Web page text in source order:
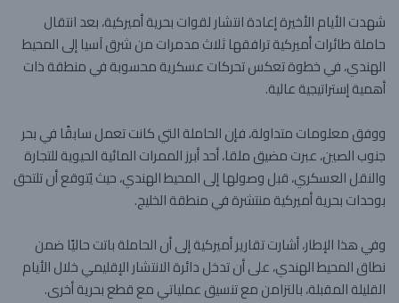
شهدت الأيام الأخيرة إعادة انتشار لقوات بحرية أميركية، بعد انتقال
حاملة طائرات أميركية ترافقها ثلاث مدمرات من شرق آسيا إلى المحيط
الهندي، في خطوة تعكس تحركات عسكرية محسوبة في منطقة ذات
أهمية إستراتيجية عالية.
ووفق معلومات متداولة، فإن الحاملة التي كانت تعمل سابقًا في بحر
جنوب الصين، عبرت مضيق ملقا، أحد أبرز الممرات المائية الحيوية للتجارة
والنقل العسكري، قبل وصولها إلى المحيط الهندي، حيث يُتوقع أن تلتحق
بوحدات بحرية أميركية منتشرة في منطقة الخليج.
وفي هذا الإطار، أشارت تقارير أميركية إلى أن الحاملة باتت حاليًا ضمن
نطاق المحيط الهندي، على أن تدخل دائرة الانتشار الإقليمي خلال الأيام
القليلة المقبلة، بالتزامن مع تنسيق عملياتي مع قطع بحرية أخرى.